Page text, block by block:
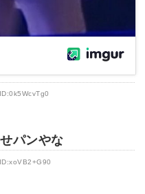
パンやな